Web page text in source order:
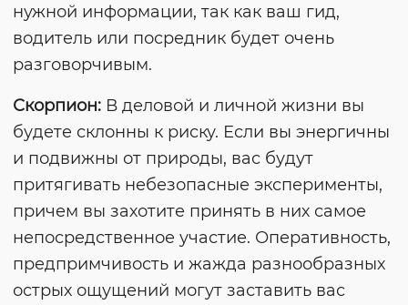
нужной информации, так как ваш гид,
водитель или посредник будет очень
разговорчивым.
Скорпион: В деловой и личной жизни вы
будете склонны к риску. Если вы энергичны
и подвижны от природы, вас будут
притягивать небезопасные эксперименты,
причем вы захотите принять в них самое
непосредственное участие. Оперативность,
предпримчивость и жажда разнообразных
острых ощущений могут заставить вас